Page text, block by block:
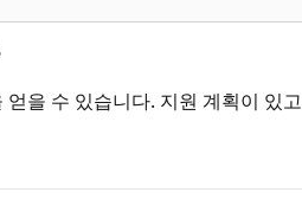
을 수 있습니다. 지원 계획이 있고